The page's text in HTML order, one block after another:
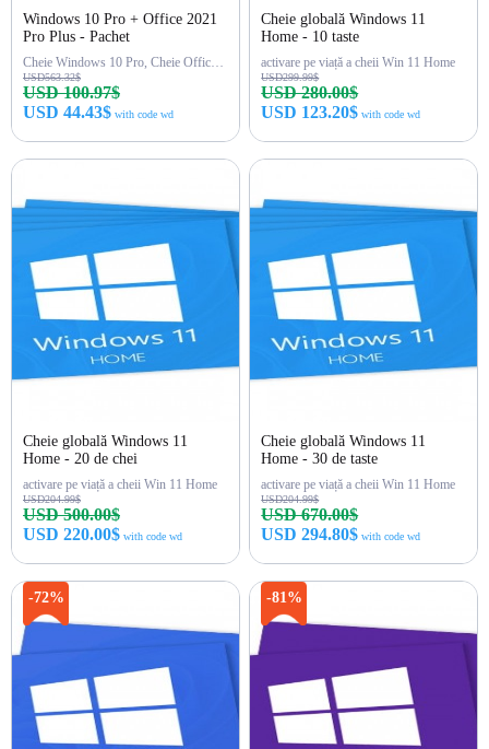
Windows 10 Pro + Office 2021
Pro Plus - Pachet
Cheie Windows 10 Pro, Cheie Office 2021 Pro
USD563.32$
USD 100.97$
USD 44.43$ with code wd
Cheie globală Windows 11
Home - 10 taste
activare pe viață a cheii Win 11 Home
USD299.99$
USD 280.00$
USD 123.20$ with code wd
Cheie globală Windows 11
Home - 20 de chei
activare pe viață a cheii Win 11 Home
USD204.99$
USD 500.00$
USD 220.00$ with code wd
Cheie globală Windows 11
Home - 30 de taste
activare pe viață a cheii Win 11 Home
USD204.99$
USD 670.00$
USD 294.80$ with code wd
-72% -81%